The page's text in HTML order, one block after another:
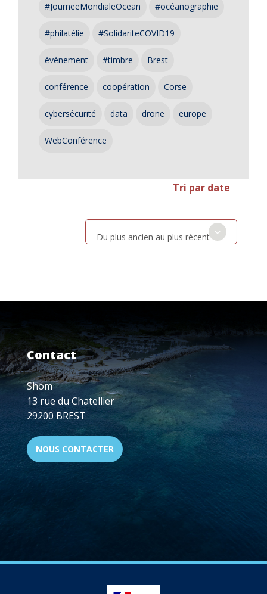
#JourneeMondialeOcean #océanographie
#philatélie #SolidariteCOVID19
événement #timbre Brest
conférence coopération Corse
cybersécurité data drone europe
WebConférence
Tri par date
Du plus ancien au plus récent
Contact
Shom
13 rue du Chatellier
29200 BREST
NOUS CONTACTER